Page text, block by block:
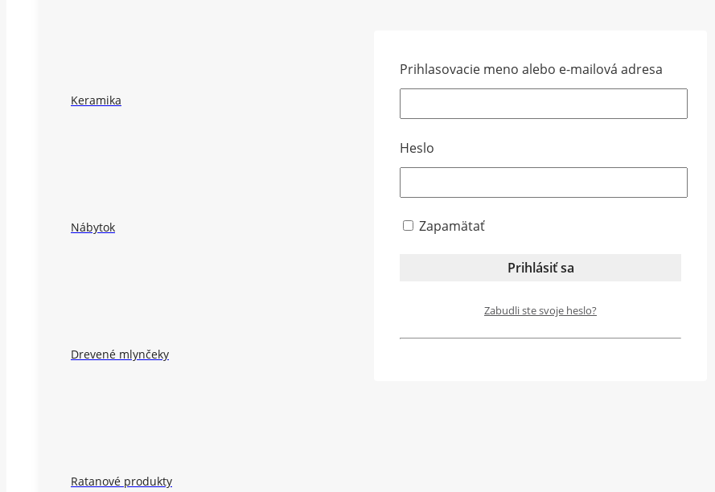
Keramika
Nábytok
Drevené mlynčeky
Ratanové produkty
Prihlasovacie meno alebo e-mailová adresa
Heslo
Zapamätať
Zabudli ste svoje heslo?